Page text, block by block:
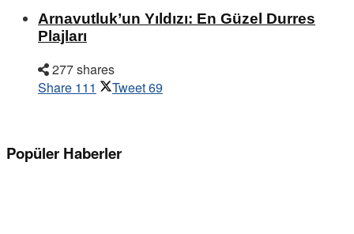
Arnavutluk’un Yıldızı: En Güzel Durres
Plajları
277 shares
Share 111 Tweet69
Popüler Haberler